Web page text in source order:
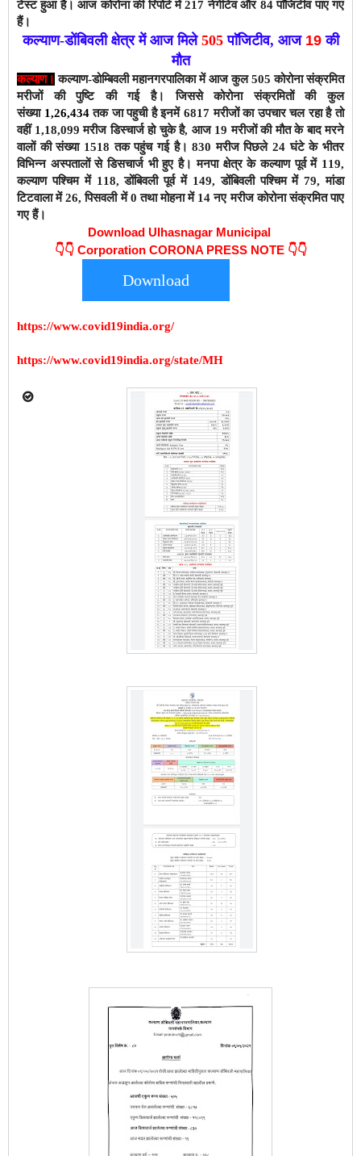
टेस्ट हुआ है। आज कोरोनाकी रिपोर्ट में 217नेगेटिव और 84 पाॅजिटीवपाए गए
हैं।
कल्याण-डोंबिवली क्षेत्र में आज मिले 505 पाॅजिटीव, आज 19 की
मौत
कल्याण। कल्याण-डोम्बिवलीमहानगरपालिकामें आज कुल 505 कोरोना संक्रमित
मरीजों की पुष्टि की गई है। जिससेकोरोना संक्रमितों की कुल
संख्या 1,26,434 तक जा पहुची है इनमें 6817 मरीजों का उपचार चल रहा है तो
वहीं 1,18,099 मरीज डिस्चार्ज हो चुके है, आज 19 मरीजों की मौत के बाद मरने
वालों की संख्या 1518 तक पहुंच गई है। 830 मरीज पिछले 24 घंटे के भीतर
विभिन्न अस्पतालों से डिसचार्ज भी हुए है।मनपा क्षेत्र के कल्याण पूर्व में 119,
कल्याण पश्चिम में 118, डोंबिवली पूर्व में 149, डोंबिवली पश्चिम में 79, मांडा
टिटवाला में 26, पिसवली में 0 तथा मोहना में 14 नए मरीज कोरोना संक्रमित पाए
गए हैं।
Download Ulhasnagar Municipal
👇👇 Corporation CORONA PRESS NOTE 👇👇
Download
https://www.covid19india.org/
https://www.covid19india.org/state/MH